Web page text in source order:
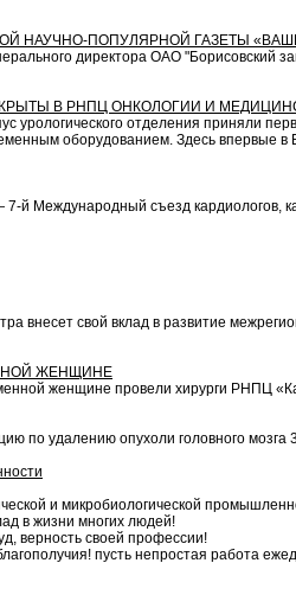
НАУЧНО-ПОПУЛЯРНОЙ ГАЗЕТЫ
ди­рек­то­ра ОАО "Борисовский
В РНПЦ ОНКОЛОГИИ И
урологического отделения приняли
оборудованием. Здесь впервые в
Международный съезд кардиологов,
внесет свой вклад в развитие
ЖЕНЩИНЕ
женщине провели хирурги РНПЦ
по удалению опухоли головного мозга
и микробиологической
в жизни многих людей!
верность своей профессии!
пусть непростая работа